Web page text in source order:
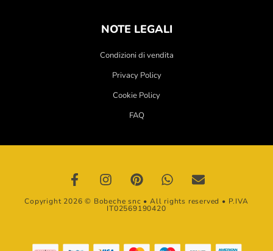
NOTE LEGALI
Condizioni di vendita
Privacy Policy
Cookie Policy
FAQ
Copyright 2026 © Bobeche snc • All rights reserved • P.IVA
IT02569190420